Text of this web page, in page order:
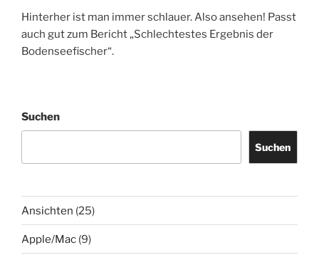
Hinterher ist man immer schlauer. Also ansehen! Passt
auch gut zum Bericht „Schlechtestes Ergebnis der
Bodenseefischer“.
Suchen
Suchen
Ansichten (25)
Apple/Mac (9)